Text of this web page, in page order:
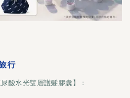
行
酸水光雙層護髮膠囊】：